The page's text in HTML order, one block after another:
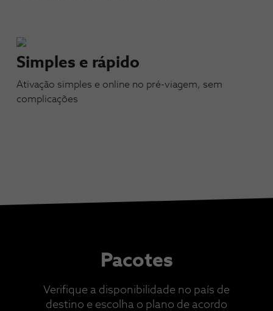
Simples e rápido
Ativação simples e online no pré-viagem, sem
complicações
Pacotes
Verifique a disponibilidade no país de
destino e escolha o plano de acordo